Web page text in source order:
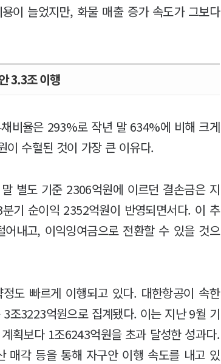
이 늘었지만, 화물 매출 증가 속도가 그보다
3.3조 이행
비율은 293%로 작년 말 634%에 비해 크게
이 수혈된 것이 가장 큰 이유다.
별도 기준 2306억원에 이르던 결손금은 지
기 순이익 2352억원이 반영되면서다. 이 추
내고, 이익잉여금으로 전환할 수 있을 것으
도 빠르게 이행되고 있다. 대한항공이 속한
조3223억원으로 집계됐다. 이는 지난 9월 기
획보다 1조6243억원을 초과 달성한 성과다.
매각 등을 통해 자구안 이행 속도를 내고 있